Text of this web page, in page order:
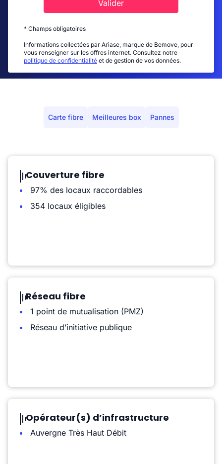
Valider
* Champs obligatoires
Informations collectées par Ariase, marque de Bemove, pour
vous renseigner sur les offres internet. Consultez notre
politique de confidentialité et de gestion de vos données.
Carte fibre Meilleures box Pannes
Couverture fibre
97% des locaux raccordables
354 locaux éligibles
Réseau fibre
1 point de mutualisation (PMZ)
Réseau d’initiative publique
Opérateur(s) d’infrastructure
Auvergne Très Haut Débit